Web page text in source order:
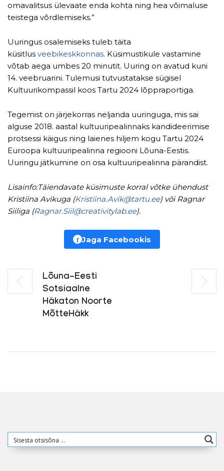
omavalitsus ülevaate enda kohta ning hea võimaluse
teistega võrdlemiseks.”
Uuringus osalemiseks tuleb täita
küsitlus veebikeskkonnas. Küsimustikule vastamine
võtab aega umbes 20 minutit. Uuring on avatud kuni
14. veebruarini. Tulemusi tutvustatakse sügisel
Kultuurikompassil koos Tartu 2024 lõppraportiga.
Tegemist on järjekorras neljanda uuringuga, mis sai
alguse 2018. aastal kultuuripealinnaks kandideerimise
protsessi käigus ning laienes hiljem kogu Tartu 2024
Euroopa kultuuripealinna regiooni Lõuna-Eestis.
Uuringu jätkumine on osa kultuuripealinna pärandist.
Lisainfo:Täiendavate küsimuste korral võtke ühendust
Kristiina Avikuga (Kristiina.Avik@tartu.ee) või Ragnar
Siiliga (Ragnar.Siil@creativitylab.ee).
f Jaga Facebookis
Lõuna-Eesti
Sotsiaalne
Häkaton Noorte
MõtteHäkk